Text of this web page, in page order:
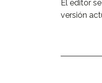
El editor
versión